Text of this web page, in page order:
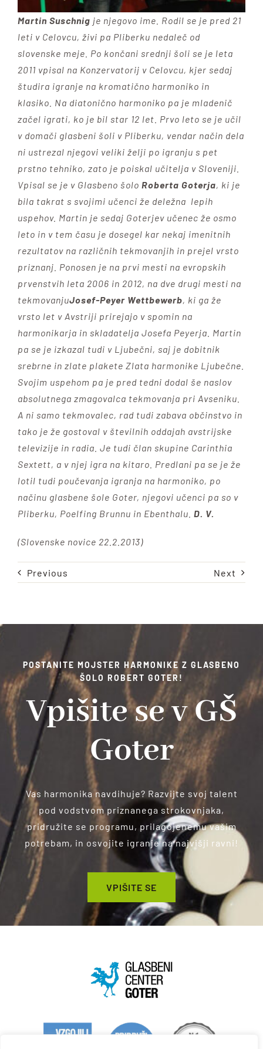
Martin Suschnig je njegovo ime. Rodil se je pred 21
leti v Celovcu, živi pa Pliberku nedaleč od
slovenske meje. Po končani srednji šoli se je leta
2011 vpisal na Konzervatorij v Celovcu, kjer sedaj
študira igranje na kromatično harmoniko in
klasiko. Na diatonično harmoniko pa je mladenič
začel igrati, ko je bil star 12 let. Prvo leto se je učil
v domači glasbeni šoli v Pliberku, vendar način dela
ni ustrezal njegovi veliki želji po igranju s pet
prstno tehniko, zato je poiskal učitelja v Sloveniji.
Vpisal se je v Glasbeno šolo Roberta Goterja, ki je
bila takrat s svojimi učenci že deležna lepih
uspehov. Martin je sedaj Goterjev učenec že osmo
leto in v tem času je dosegel kar nekaj imenitnih
rezultatov na različnih tekmovanjih in prejel vrsto
priznanj. Ponosen je na prvi mesti na evropskih
prvenstvih leta 2006 in 2012, na dve drugi mesti na
tekmovanjuJosef-Peyer Wettbewerb, ki ga že
vrsto let v Avstriji prirejajo v spomin na
harmonikarja in skladatelja Josefa Peyerja. Martin
pa se je izkazal tudi v Ljubečni, saj je dobitnik
srebrne in zlate plakete Zlata harmonike Ljubečne.
Svojim uspehom pa je pred tedni dodal še naslov
absolutnega zmagovalca tekmovanja pri Avseniku.
A ni samo tekmovalec, rad tudi zabava občinstvo in
tako je že gostoval v številnih oddajah avstrijske
televizije in radia. Je tudi član skupine Carinthia
Sextett, a v njej igra na kitaro. Predlani pa se je že
lotil tudi poučevanja igranja na harmoniko, po
načinu glasbene šole Goter, njegovi učenci pa so v
Pliberku, Poelfing Brunnu in Ebenthalu. D. V.
(Slovenske novice 22.2.2013)
Previous Next
POSTANITE MOJSTER HARMONIKE Z GLASBENO
ŠOLO ROBERT GOTER!
Vpišite se v GŠ
Goter
Vas harmonika navdihuje? Razvijte svoj talent
pod vodstvom priznanega strokovnjaka,
pridružite se programu, prilagojenemu vašim
potrebam, in osvojite igranje na najvišji ravni!
VPIŠITE SE